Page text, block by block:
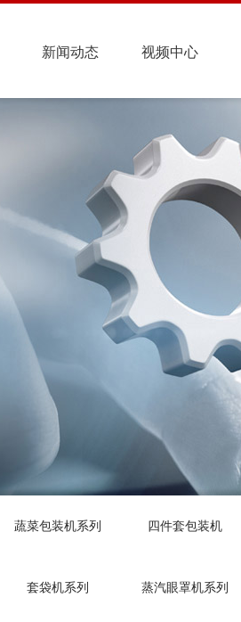
新闻动态 视频中心
蔬菜包装机系列 四件套包装机
套袋机系列 蒸汽眼罩机系列